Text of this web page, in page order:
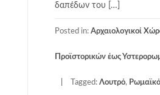
δαπέδων του […]
Posted in: Αρχαιολογικοί
Προϊστορικών έως
Tagged: Λουτρό,